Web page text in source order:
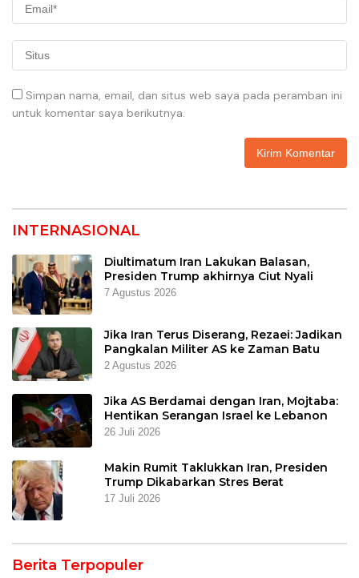
Simpan nama, email, dan situs web saya pada peramban ini
untuk komentar saya berikutnya.
INTERNASIONAL
Diultimatum Iran Lakukan Balasan,
Presiden Trump akhirnya Ciut Nyali
7 Agustus 2026
Jika Iran Terus Diserang, Rezaei: Jadikan
Pangkalan Militer AS ke Zaman Batu
2 Agustus 2026
Jika AS Berdamai dengan Iran, Mojtaba:
Hentikan Serangan Israel ke Lebanon
26 Juli 2026
Makin Rumit Taklukkan Iran, Presiden
Trump Dikabarkan Stres Berat
17 Juli 2026
Berita Terpopuler